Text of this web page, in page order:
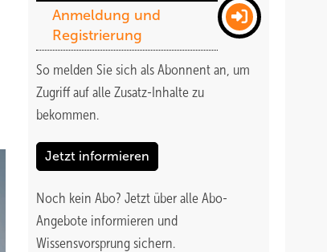
Anmeldung und
Registrierung
So melden Sie sich als Abonnent an, um
Zugriff auf alle Zusatz-Inhalte zu
bekommen.
Jetzt informieren
Noch kein Abo? Jetzt über alle Abo-
Angebote informieren und
Wissensvorsprung sichern.